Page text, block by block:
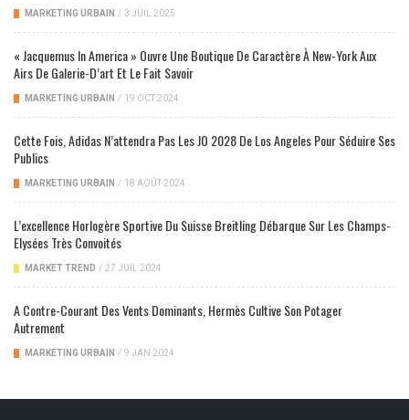
MARKETING URBAIN / 3 JUIL 2025
« Jacquemus In America » Ouvre Une Boutique De Caractère À New-York Aux
Airs De Galerie-D’art Et Le Fait Savoir
MARKETING URBAIN / 19 OCT 2024
Cette Fois, Adidas N’attendra Pas Les JO 2028 De Los Angeles Pour Séduire Ses
Publics
MARKETING URBAIN / 18 AOÛT 2024
L’excellence Horlogère Sportive Du Suisse Breitling Débarque Sur Les Champs-
Elysées Très Convoités
MARKET TREND / 27 JUIL 2024
A Contre-Courant Des Vents Dominants, Hermès Cultive Son Potager
Autrement
MARKETING URBAIN / 9 JAN 2024